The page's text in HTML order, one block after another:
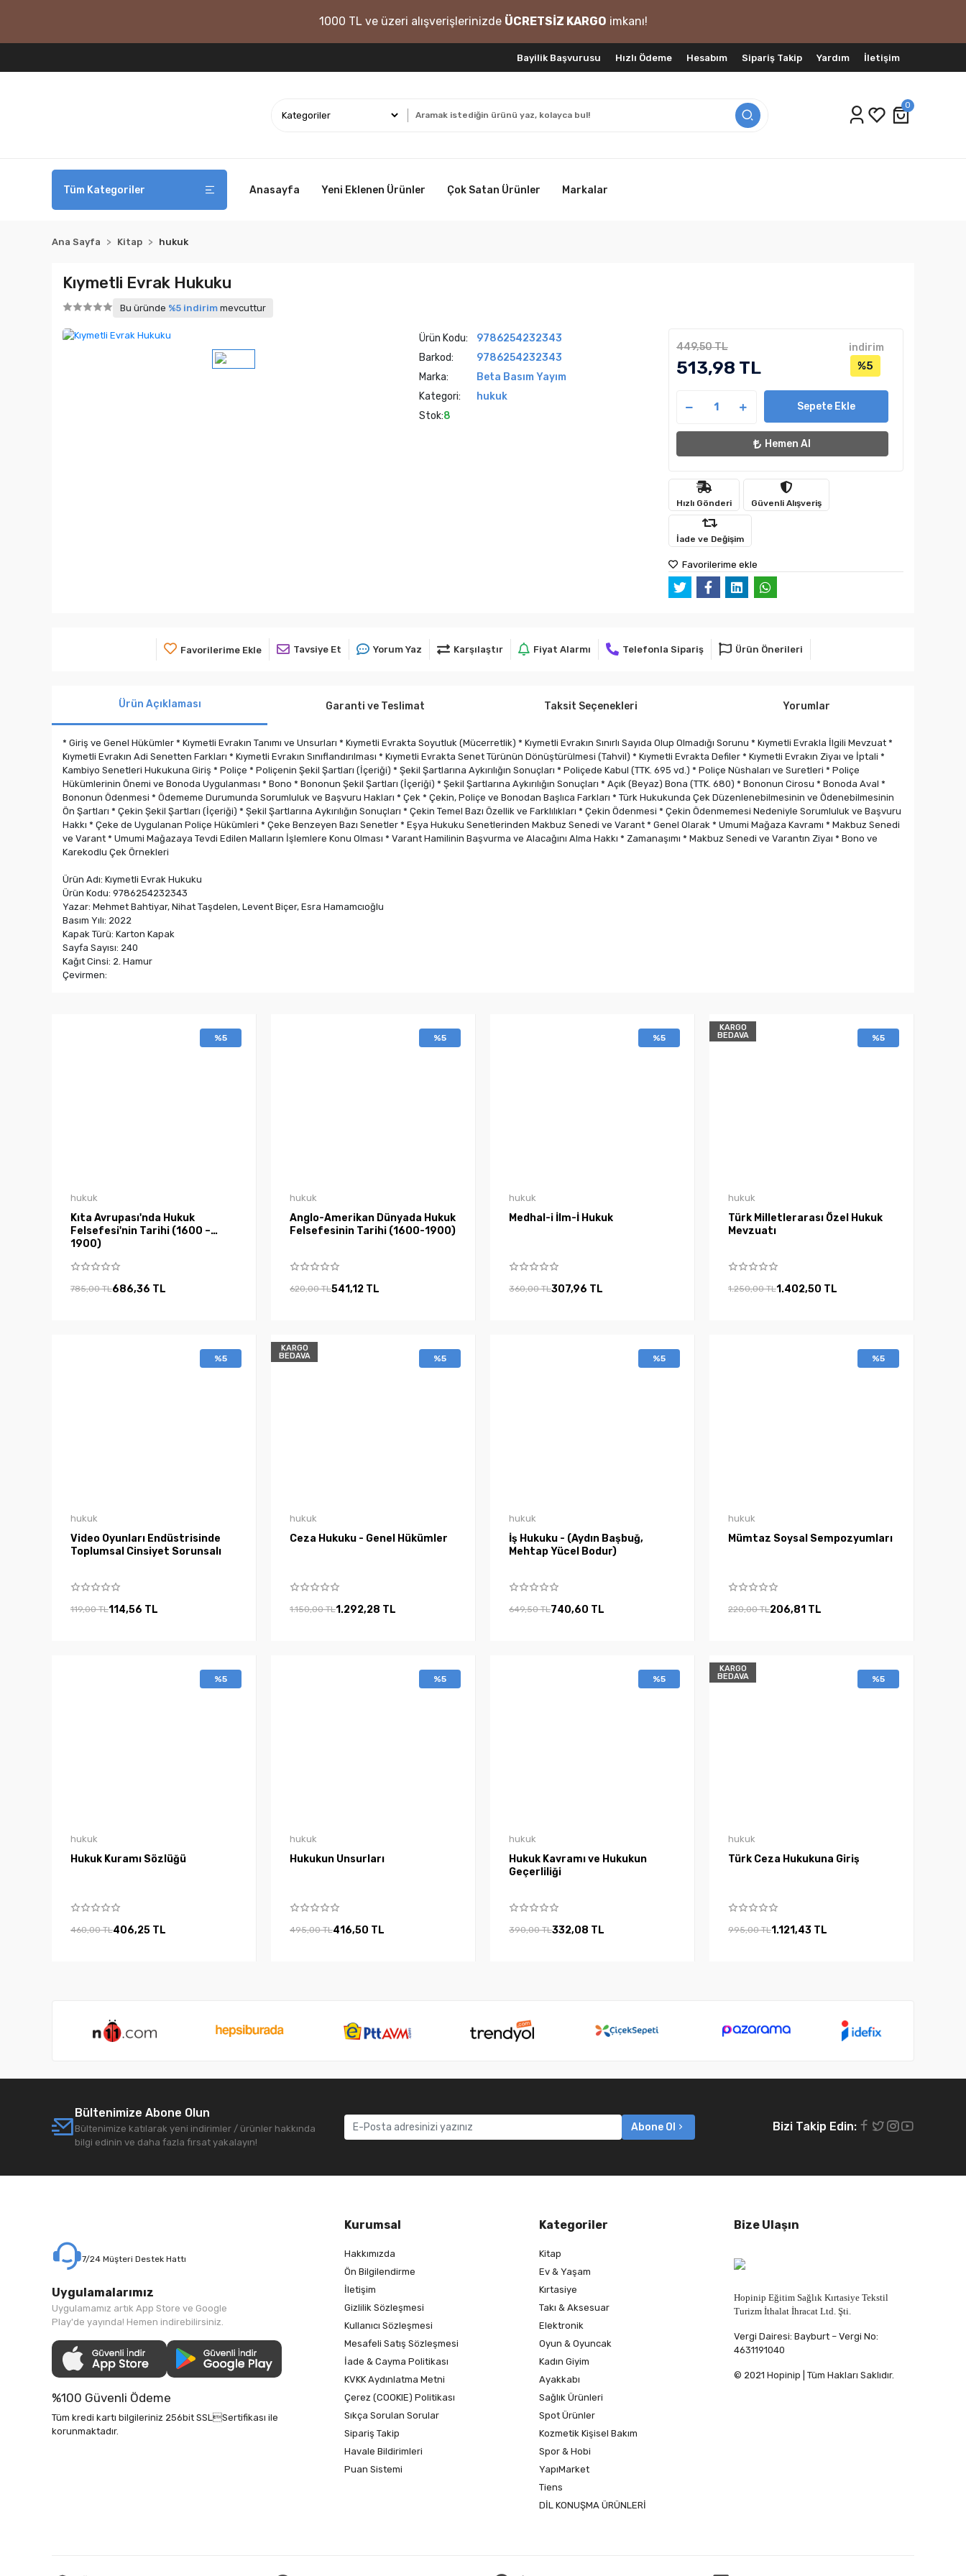
1000 TL ve üzeri alışverişlerinizde ÜCRETSİZ KARGO imkanı!
Bayilik Başvurusu Hızlı Ödeme Hesabım Sipariş Takip Yardım İletişim
0
Tüm Kategoriler Anasayfa Yeni Eklenen Ürünler Çok Satan Ürünler Markalar
Ana Sayfa Kitap hukuk
Kıymetli Evrak Hukuku
Bu üründe %5 indirim mevcuttur
Ürün Kodu:
9786254232343
Barkod:
9786254232343
Marka:
Beta Basım Yayım
Kategori:
hukuk
Stok:8
449,50 TL
513,98 TL
indirim
%5
Sepete Ekle
Hemen Al
Hızlı Gönderi Güvenli Alışveriş
İade ve Değişim
Favorilerime ekle
Favorilerime Ekle Tavsiye Et Yorum Yaz Karşılaştır Fiyat Alarmı Telefonla Sipariş Ürün Önerileri
Ürün Açıklaması Garanti ve Teslimat Taksit Seçenekleri Yorumlar
* Giriş ve Genel Hükümler * Kıymetli Evrakın Tanımı ve Unsurları * Kıymetli Evrakta Soyutluk (Mücerretlik) * Kıymetli Evrakın Sınırlı Sayıda Olup Olmadığı Sorunu * Kıymetli Evrakla İlgili Mevzuat *
Kıymetli Evrakın Adi Senetten Farkları * Kıymetli Evrakın Sınıflandırılması * Kıymetli Evrakta Senet Türünün Dönüştürülmesi (Tahvil) * Kıymetli Evrakta Defiler * Kıymetli Evrakın Ziyaı ve İptali *
Kambiyo Senetleri Hukukuna Giriş * Poliçe * Poliçenin Şekil Şartları (İçeriği) * Şekil Şartlarına Aykırılığın Sonuçları * Poliçede Kabul (TTK. 695 vd.) * Poliçe Nüshaları ve Suretleri * Poliçe
Hükümlerinin Önemi ve Bonoda Uygulanması * Bono * Bononun Şekil Şartları (İçeriği) * Şekil Şartlarına Aykırılığın Sonuçları * Açık (Beyaz) Bona (TTK. 680) * Bononun Cirosu * Bonoda Aval *
Bononun Ödenmesi * Ödememe Durumunda Sorumluluk ve Başvuru Hakları * Çek * Çekin, Poliçe ve Bonodan Başlıca Farkları * Türk Hukukunda Çek Düzenlenebilmesinin ve Ödenebilmesinin
Ön Şartları * Çekin Şekil Şartları (İçeriği) * Şekil Şartlarına Aykırılığın Sonuçları * Çekin Temel Bazı Özellik ve Farklılıkları * Çekin Ödenmesi * Çekin Ödenmemesi Nedeniyle Sorumluluk ve Başvuru
Hakkı * Çeke de Uygulanan Poliçe Hükümleri * Çeke Benzeyen Bazı Senetler * Eşya Hukuku Senetlerinden Makbuz Senedi ve Varant * Genel Olarak * Umumi Mağaza Kavramı * Makbuz Senedi
ve Varant * Umumi Mağazaya Tevdi Edilen Malların İşlemlere Konu Olması * Varant Hamilinin Başvurma ve Alacağını Alma Hakkı * Zamanaşımı * Makbuz Senedi ve Varantın Ziyaı * Bono ve
Karekodlu Çek Örnekleri
Ürün Adı: Kıymetli Evrak Hukuku
Ürün Kodu: 9786254232343
Yazar: Mehmet Bahtiyar, Nihat Taşdelen, Levent Biçer, Esra Hamamcıoğlu
Basım Yılı: 2022
Kapak Türü: Karton Kapak
Sayfa Sayısı: 240
Kağıt Cinsi: 2. Hamur
Çevirmen:
%5
hukuk
Kıta Avrupası'nda Hukuk
Felsefesi'nin Tarihi (1600 –
1900)
785,00 TL686,36 TL
%5
hukuk
Anglo-Amerikan Dünyada Hukuk
Felsefesinin Tarihi (1600-1900)
620,00 TL541,12 TL
%5
hukuk
Medhal-i İlm-İ Hukuk
360,00 TL307,96 TL
KARGO
BEDAVA
%5
hukuk
Türk Milletlerarası Özel Hukuk
Mevzuatı
1.250,00 TL1.402,50 TL
%5
hukuk
Video Oyunları Endüstrisinde
Toplumsal Cinsiyet Sorunsalı
119,00 TL114,56 TL
KARGO
BEDAVA
%5
hukuk
Ceza Hukuku - Genel Hükümler
1.150,00 TL1.292,28 TL
%5
hukuk
İş Hukuku - (Aydın Başbuğ,
Mehtap Yücel Bodur)
649,50 TL740,60 TL
%5
hukuk
Mümtaz Soysal Sempozyumları
220,00 TL206,81 TL
%5
hukuk
Hukuk Kuramı Sözlüğü
460,00 TL406,25 TL
%5
hukuk
Hukukun Unsurları
495,00 TL416,50 TL
%5
hukuk
Hukuk Kavramı ve Hukukun
Geçerliliği
390,00 TL332,08 TL
KARGO
BEDAVA
%5
hukuk
Türk Ceza Hukukuna Giriş
995,00 TL1.121,43 TL
Bültenimize Abone Olun
Bültenimize katılarak yeni indirimler / ürünler hakkında
bilgi edinin ve daha fazla fırsat yakalayın!
Abone Ol Bizi Takip Edin:
7/24 Müşteri Destek Hattı
Uygulamalarımız
Uygulamamız artık App Store ve Google
Play'de yayında! Hemen indirebilirsiniz.
%100 Güvenli Ödeme
Tüm kredi kartı bilgileriniz 256bit SSLSertifikası ile
korunmaktadır.
Kurumsal
Hakkımızda
Ön Bilgilendirme
İletişim
Gizlilik Sözleşmesi
Kullanıcı Sözleşmesi
Mesafeli Satış Sözleşmesi
İade & Cayma Politikası
KVKK Aydınlatma Metni
Çerez (COOKIE) Politikası
Sıkça Sorulan Sorular
Sipariş Takip
Havale Bildirimleri
Puan Sistemi
Kategoriler
Kitap
Ev & Yaşam
Kırtasiye
Takı & Aksesuar
Elektronik
Oyun & Oyuncak
Kadın Giyim
Ayakkabı
Sağlık Ürünleri
Spot Ürünler
Kozmetik Kişisel Bakım
Spor & Hobi
YapıMarket
Tiens
DİL KONUŞMA ÜRÜNLERİ
Bize Ulaşın
Hopinip Eğitim Sağlık Kırtasiye Tekstil
Turizm İthalat İhracat Ltd. Şti.
Vergi Dairesi: Bayburt – Vergi No:
4631191040
© 2021 Hopinip | Tüm Hakları Saklıdır.